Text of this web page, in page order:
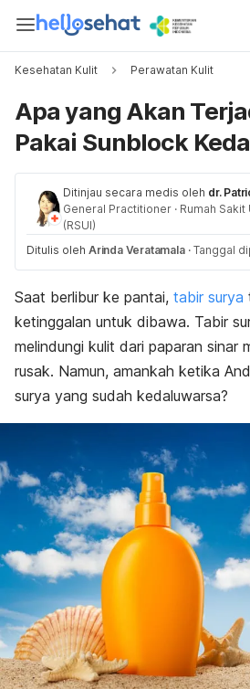
Kesehatan Kulit Perawatan Kulit
Apa yang Akan
Pakai Sunblock
Ditinjau secara medis oleh dr.
General Practitioner · Rumah
(RSUI)
Ditulis oleh Arinda Veratamala · Tanggal
Saat berlibur ke pantai, tabir surya
ketinggalan untuk dibawa. Tabir
melindungi kulit dari paparan sinar
rusak. Namun, amankah ketika
surya yang sudah kedaluwarsa?